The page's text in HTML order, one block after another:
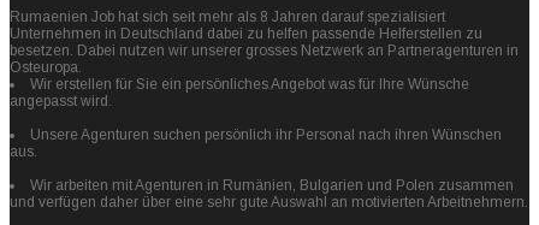
Rumaenien Job hat sich seit mehr als 8 Jahren darauf spezialisiert
Unternehmen in Deutschland dabei zu helfen passende Helferstellen zu
besetzen. Dabei nutzen wir unserer grosses Netzwerk an Partneragenturen in
Osteuropa.
Wir erstellen für Sie ein persönliches Angebot was für Ihre Wünsche
angepasst wird.
Unsere Agenturen suchen persönlich ihr Personal nach ihren Wünschen
aus.
Wir arbeiten mit Agenturen in Rumänien, Bulgarien und Polen zusammen
und verfügen daher über eine sehr gute Auswahl an motivierten Arbeitnehmern.